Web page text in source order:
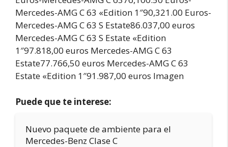
Mercedes-AMG C 63 «Edition 1″90,321.00 Euros-
Mercedes-AMG C 63 S Estate86.037,00 euros
Mercedes-AMG C 63 S Estate «Edition
1″97.818,00 euros Mercedes-AMG C 63
Estate77.766,50 euros Mercedes-AMG C 63
Estate «Edition 1″91.987,00 euros Imagen
Puede que te interese:
Nuevo paquete de ambiente para el
Mercedes-Benz Clase C